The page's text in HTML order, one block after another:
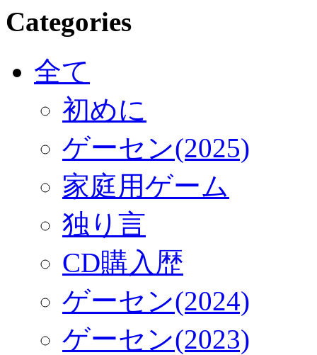
Categories
全て
初めに
ゲーセン(2025)
家庭用ゲーム
独り言
CD購入歴
ゲーセン(2024)
ゲーセン(2023)